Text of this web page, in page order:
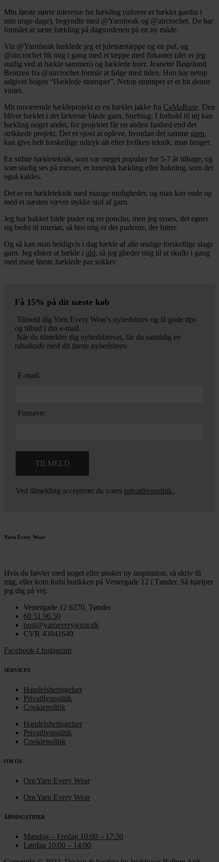
Min første større interesse for hækling (udover et hæklet gardin i
min unge dage), begyndte med @Yarnfreak og @aircrochet. De har
formået at sætte hækling på dagsordenen på en ny måde.
Via @Yarnfreak hæklede jeg et juletræstæppe og en puf, og
@aircrochet fik mig i gang med et tæppe med firkanter (det er jeg
stadig ved at hækle sammen) og hæklede huer. Jeanette Bøgelund
Bentzen fra @aircrochet formår at følge med tiden. Hun har netop
udgivet bogen “Hæklede strømper”. Netop strømper er et hit denne
vinter.
Mit nuværende hækleprojekt er en hæklet jakke fra CaMaRose. Den
bliver hæklet i det lækreste bløde garn, Snefnug. I forhold til tøj kan
hækling noget andet, for projektet får en anden fasthed end det
strikkede projekt. Det er sjovt at opleve, hvordan det samme garn,
kan give helt forskellige udtryk alt efter hvilken teknik, man bruger.
En sidste hækleteknik, som var meget populær for 5-7 år tilbage, og
som stadig ses på messer, er tunesisk hækling eller hakning, som det
også kaldes.
Det er en hækleteknik med mange muligheder, og man kan ende op
med et næsten vævet stykke stof af garn.
Jeg har hakket både puder og en poncho, men jeg synes, det egner
sig bedst til interiør, så hos mig er det puderne, der hitter.
Og så kan man heldigvis i dag hækle af alle mulige forskellige slags
garn. Jeg elsker at hækle i uld, så jeg glæder mig til at skulle i gang
med mine første hæklede par sokker.
Få 15% på dit næste køb
Tilmeld dig Yarn Every Wear's nyhedsbrev og få gode tips
og tilbud i din e-mail.
Når du tilmelder dig nyhedsbrevet, får du samtidig en
rabatkode med dit første nyhedsbrev.
E-mail:
Fornavn:
Ved tilmelding accepterer du vores privatlivspolitik.
Yarn Every Wear
Hvis du bøvler med noget eller ønsker ny inspiration, så skriv til
mig, eller kom forbi butikken på Vestergade 12 i Tønder. Så hjælper
jeg dig på vej.
Vestergade 12 6270, Tønder
60 51 96 50
post@yarneverywear.dk
CVR 43041649
Facebook-f Instagram
SERVICES
Handelsbetingelser
Privatlivspolitik
Cookiepolitik
Handelsbetingelser
Privatlivspolitik
Cookiepolitik
OM OS
Om Yarn Every Wear
Om Yarn Every Wear
ÅBNINGSTIDER
Mandag – Fredag 10:00 – 17:30
Lørdag 10:00 – 14:00